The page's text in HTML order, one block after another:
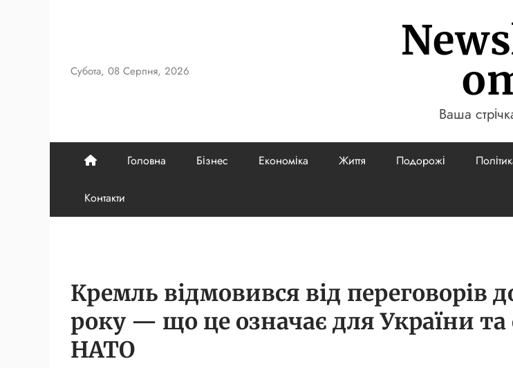
Субота, 08 Серпня, 2026
Ваша
Головна Бізнес Економіка Життя Подорожі
Контакти
Кремль відмовився від переговорів
року — що це означає для України та
НАТО